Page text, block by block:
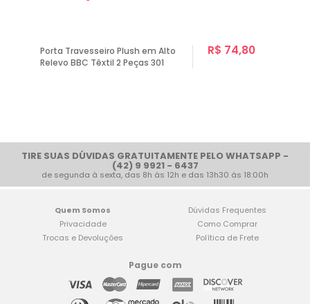
Porta Travesseiro Plush em Alto
Relevo BBC Têxtil 2 Peças 301
R$ 74,80
TIRE SUAS DÚVIDAS GRATUITAMENTE PELO WHATSAPP -
(42) 9 9921 - 6437
de segunda à sexta, das 8h às 12h e das 13h30 às 18:00h
Quem Somos
Privacidade
Trocas e Devoluções
Dúvidas Frequentes
Como Comprar
Política de Frete
Pague com